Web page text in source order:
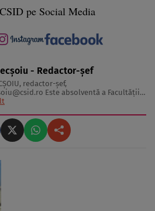
pe Social Media
- Redactor-șef
redactor-șef,
Este absolventă a Facultăţii
Ştiinţele Comunicării şi deţine o diplomă
şi nu se vede făcând altceva, acesta fiind
...